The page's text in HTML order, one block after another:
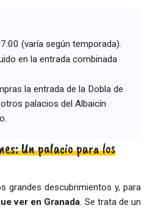
(varía según temporada).
en la entrada combinada
la entrada de la Dobla de
palacios del Albaicín
Un palacio para los
grandes descubrimientos y, para
ver en Granada. Se trata de un